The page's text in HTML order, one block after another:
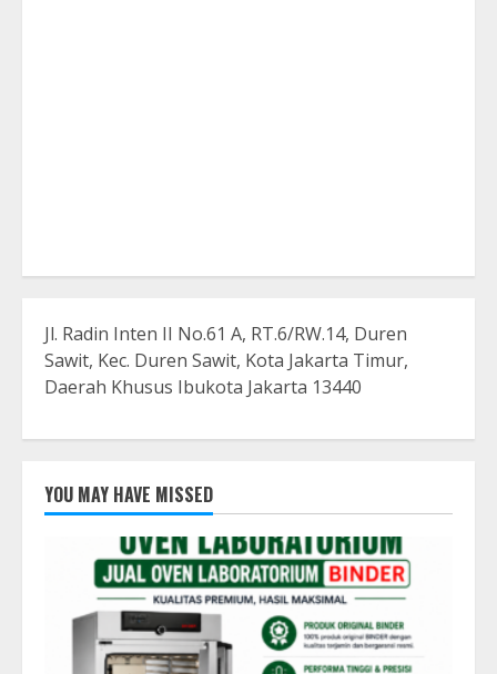
Jl. Radin Inten II No.61 A, RT.6/RW.14, Duren
Sawit, Kec. Duren Sawit, Kota Jakarta Timur,
Daerah Khusus Ibukota Jakarta 13440
YOU MAY HAVE MISSED